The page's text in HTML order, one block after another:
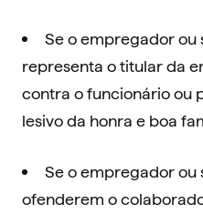
Se o empregador ou
representa o titular da
contra o funcionário ou
lesivo da honra e boa
Se o empregador ou
ofenderem o